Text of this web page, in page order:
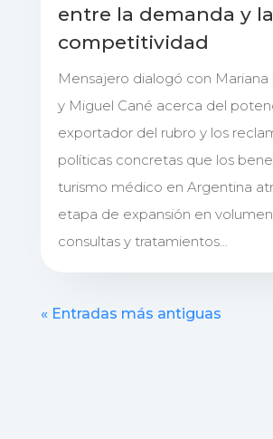
entre la demanda y la
competitividad
Mensajero dialogó con Mariana
y Miguel Cané acerca del
exportador del rubro y los
políticas concretas que los
turismo médico en Argentina
etapa de expansión en
consultas y tratamientos...
« Entradas más antiguas